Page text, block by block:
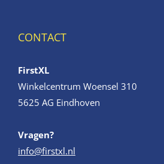
CONTACT
FirstXL
Winkelcentrum Woensel 310
5625 AG Eindhoven
Vragen?
info@firstxl.nl